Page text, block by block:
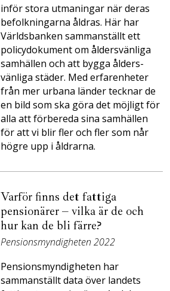
inför stora utmaningar när deras
befolkningarna åldras. Här har
Världsbanken sammanställt ett
policy­dokument om åldersvänliga
samhällen och att bygga ålders­
vänliga städer. Med erfarenheter
från mer urbana länder tecknar de
en bild som ska göra det möjligt för
alla att förbereda sina samhällen
för att vi blir fler och fler som når
högre upp i åldrarna.
Varför finns det fattiga
pensionärer – vilka är de och
hur kan de bli färre?
Pensionsmyndigheten 2022
Pensionsmyndigheten har
sammanställt data över landets